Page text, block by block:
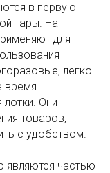
в первую
тары. На
для
легко
время.
Они
товаров,
с удобством.
являются частью